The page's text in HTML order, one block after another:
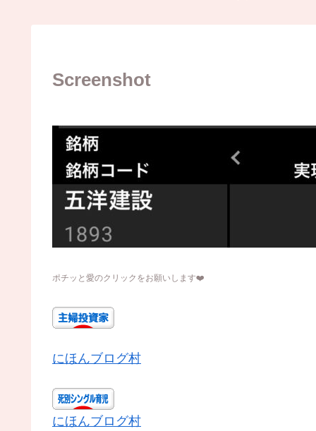
Screenshot
ポチッと愛のクリックをお願いします❤️
にほんブログ村
にほんブログ村